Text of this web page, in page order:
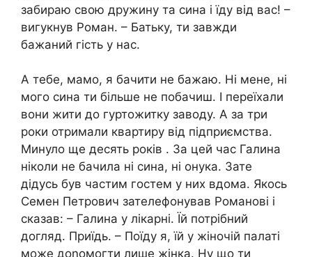
забираю свою дружину та сина і їду від вас! –
вигукнув Роман. – Батьку, ти завжди
бажаний гість у нас.
А тебе, мамо, я бачити не бажаю. Ні мене, ні
мого сина ти більше не побачиш. І переїхали
вони жити до гуртожитку заводу. А за три
роки отримали квартиру від підприємства.
Минуло ще десять років . За цей час Галина
ніколи не бачила ні сина, ні онука. Зате
дідусь був частим гостем у них вдома. Якось
Семен Петрович зателефонував Романові і
сказав: – Галина у лікарні. Їй потрібний
догляд. Приїдь. – Поїду я, їй у жіночій палаті
може доnомогти лише жінка. Ну що ти